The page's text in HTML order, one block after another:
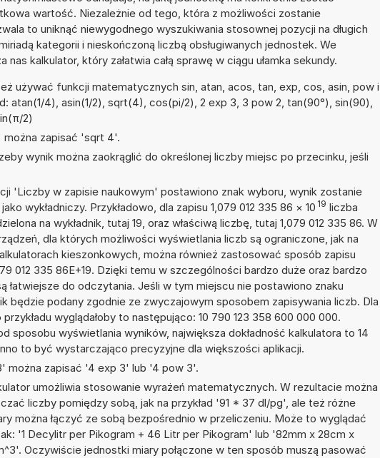
wartość. Niezależnie od tego, która z możliwości zostanie
to uniknąć niewygodnego wyszukiwania stosownej pozycji na długich
kategorii i nieskończoną liczbą obsługiwanych jednostek. We
kalkulator, który załatwia całą sprawę w ciągu ułamka sekundy.
używać funkcji matematycznych sin, atan, acos, tan, exp, cos, asin, pow i
atan(1/4), asin(1/2), sqrt(4), cos(pi/2), 2 exp 3, 3 pow 2, tan(90°), sin(90),
2)
zapisać 'sqrt 4'.
wynik można zaokrąglić do określonej liczby miejsc po przecinku, jeśli
'Liczby w zapisie naukowym' postawiono znak wyboru, wynik zostanie
wykładniczy. Przykładowo, dla zapisu 1,079 012 335 86 × 10 19 liczba
na wykładnik, tutaj 19, oraz właściwą liczbę, tutaj 1,079 012 335 86. W
dla których możliwości wyświetlania liczb są ograniczone, jak na
kieszonkowych, można również zastosować sposób zapisu
012 335 86E+19. Dzięki temu w szczególności bardzo duże oraz bardzo
łatwiejsze do odczytania. Jeśli w tym miejscu nie postawiono znaku
będzie podany zgodnie ze zwyczajowym sposobem zapisywania liczb. Dla
wyglądałoby to następująco: 10 790 123 358 600 000 000.
sposobu wyświetlania wyników, największa dokładność kalkulatora to 14
to być wystarczająco precyzyjne dla większości aplikacji.
można zapisać '4 exp 3' lub '4 pow 3'.
umożliwia stosowanie wyrażeń matematycznych. W rezultacie można
liczby pomiędzy sobą, jak na przykład '91 * 37 dl/pg', ale też różne
można łączyć ze sobą bezpośrednio w przeliczeniu. Może to wyglądać
'1 Decylitr per Pikogram + 46 Litr per Pikogram' lub '82mm x 28cm x
Oczywiście jednostki miary połączone w ten sposób muszą pasować